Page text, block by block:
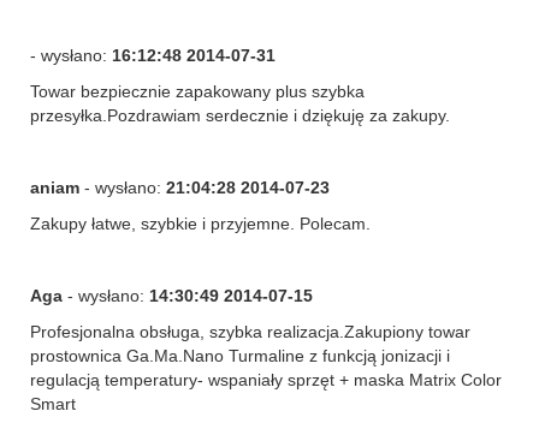
- wysłano: 16:12:48 2014-07-31
Towar bezpiecznie zapakowany plus szybka
przesyłka.Pozdrawiam serdecznie i dziękuję za zakupy.
aniam - wysłano: 21:04:28 2014-07-23
Zakupy łatwe, szybkie i przyjemne. Polecam.
Aga - wysłano: 14:30:49 2014-07-15
Profesjonalna obsługa, szybka realizacja.Zakupiony towar
prostownica Ga.Ma.Nano Turmaline z funkcją jonizacji i
regulacją temperatury- wspaniały sprzęt + maska Matrix Color
Smart